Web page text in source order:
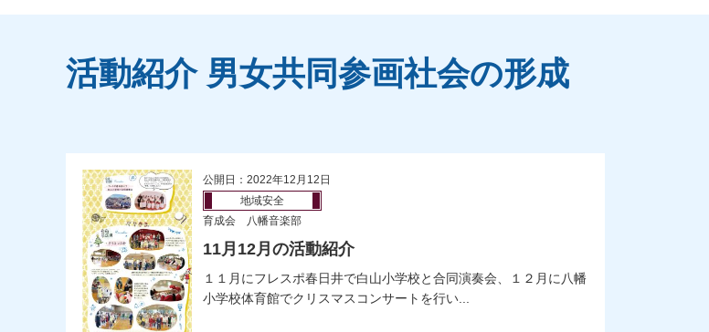
活動紹介 男女共同参画社会の形成
公開日：2022年12月12日
地域安全
育成会 八幡音楽部
11月12月の活動紹介
１１月にフレスポ春日井で白山小学校と合同演奏会、１２月に八幡
小学校体育館でクリスマスコンサートを行い...